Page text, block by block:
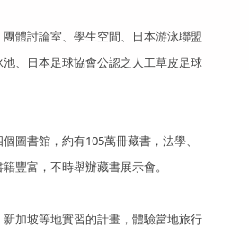
體討論室、學生空間、日本游泳聯盟
、日本足球協會公認之人工草皮足球
圖書館，約有105萬冊藏書，法學、
豐富，不時舉辦藏書展示會。
加坡等地實習的計畫，體驗當地旅行